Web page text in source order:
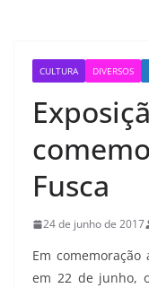
CULTURA DIVERSOS
Fusca
24 de junho de 2017
Em
em 22 de junho,